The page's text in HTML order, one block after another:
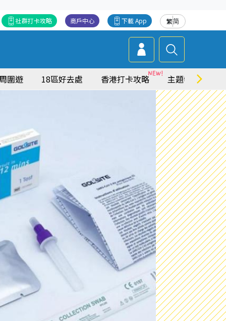
繁简
下載 App
商戶中心
社群打卡攻略
圍遊 18區好去處 香港打卡攻略 主題特集